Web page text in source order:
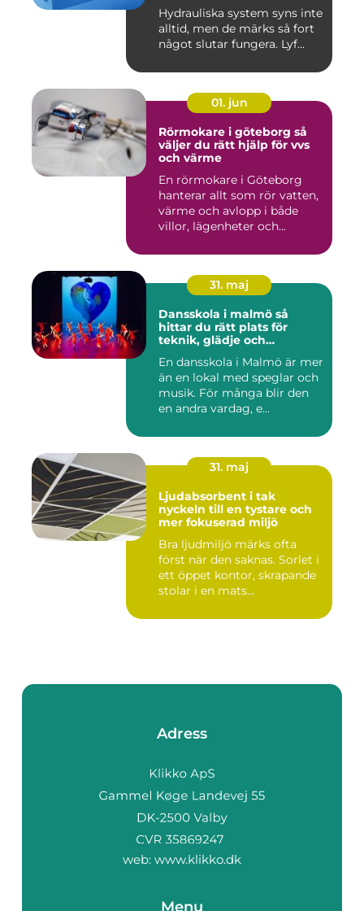
Hydrauliska system syns inte
alltid, men de märks så fort
något slutar fungera. Lyf...
01. jun
Rörmokare i göteborg så
väljer du rätt hjälp för vvs
och värme
En rörmokare i Göteborg
hanterar allt som rör vatten,
värme och avlopp i både
villor, lägenheter och...
31. maj
Dansskola i malmö så
hittar du rätt plats för
teknik, glädje och
En dansskola i Malmö är mer
än en lokal med speglar och
musik. För många blir den
en andra vardag, e...
31. maj
Ljudabsorbent i tak
nyckeln till en tystare och
mer fokuserad miljö
Bra ljudmiljö märks ofta
först när den saknas. Sorlet i
ett öppet kontor, skrapande
stolar i en mats...
Adress
web: www.klikko.dk
Menu